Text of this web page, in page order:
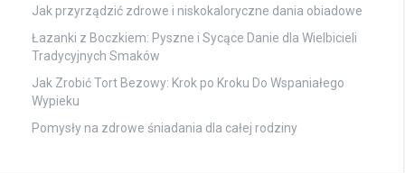
Jak przyrządzić zdrowe i niskokaloryczne dania obiadowe
Łazanki z Boczkiem: Pyszne i Sycące Danie dla Wielbicieli
Tradycyjnych Smaków
Jak Zrobić Tort Bezowy: Krok po Kroku Do Wspaniałego
Wypieku
Pomysły na zdrowe śniadania dla całej rodziny